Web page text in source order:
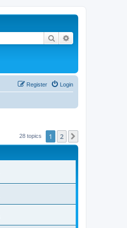
Search
Login
Register
28 topics 1 2